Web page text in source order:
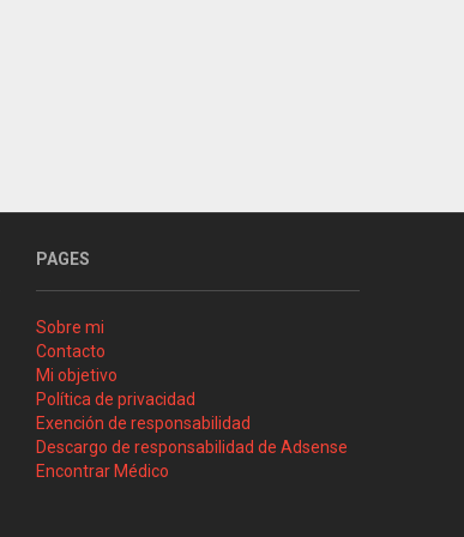
PAGES
Sobre mi
Contacto
Mi objetivo
Política de privacidad
Exención de responsabilidad
Descargo de responsabilidad de Adsense
Encontrar Médico